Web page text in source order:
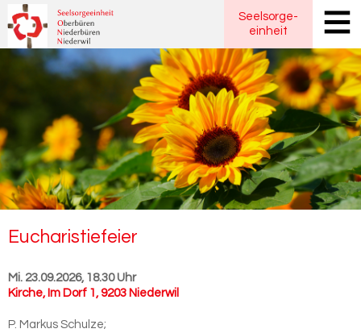
Seelsorge-
einheit
Eu­cha­ris­tie­fei­er
Mi. 23.09.2026, 18.30 Uhr
Kirche, Im Dorf 1, 9203 Niederwil
P. Markus Schulze;